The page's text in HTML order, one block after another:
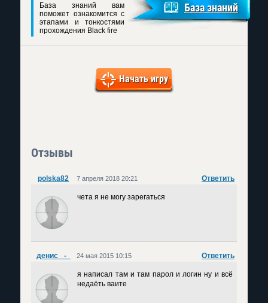
База знаний вам
поможет ознакомится с
этапами и тонкостями
прохождения Black fire
База знаний
Начать игру
Отзывы
polska82 Ответить
7 апреля 2018 20:21
чета я не могу зарегаться
денис _-_ Ответить
24 мая 2015 10:15
я написал там и там парол и логин ну и всё
недаёть ваите